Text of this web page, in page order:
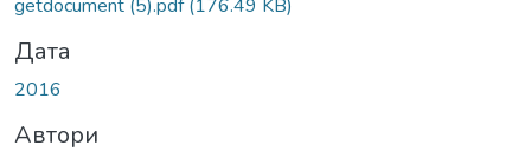
getdocument (5).pdf(176.49 KB)
Дата
2016
Автори